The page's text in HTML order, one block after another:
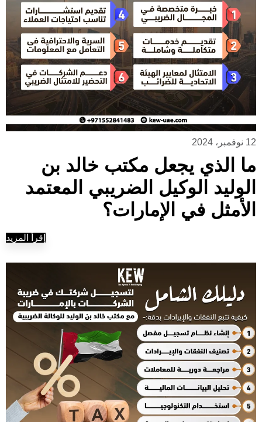
12 نوفمبر، 2024
ما الذي يجعل مكتب خالد بن
الوليد الوكيل الضريبي المعتمد
الأمثل في الإمارات؟
إقرأ المزيد